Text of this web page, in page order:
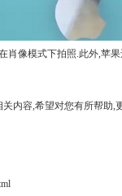
肖像模式下拍照.此外,苹
内容,希望对您有所帮助